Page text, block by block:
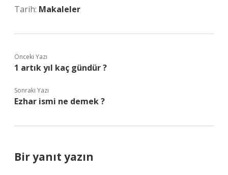
Tarih: Makaleler
Önceki Yazı
1 artık yıl kaç gündür ?
Sonraki Yazı
Ezhar ismi ne demek ?
Bir yanıt yazın